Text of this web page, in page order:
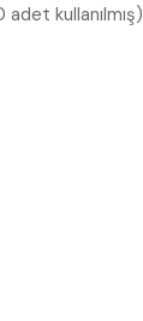
kullanılmış)